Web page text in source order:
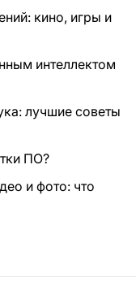
кино, игры и
интеллектом
лучшие советы
ПО?
и фото: что